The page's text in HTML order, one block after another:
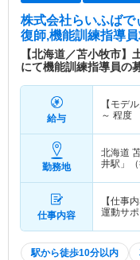
株式会社らいふばで
復師,機能訓練指導
【北海道／苫小牧市
にて機能訓練指導員の
給与
【モデ
～ 程度
勤務地
北海道
井駅」（
仕事内容
【仕事
運動サ
駅から徒歩10分以内